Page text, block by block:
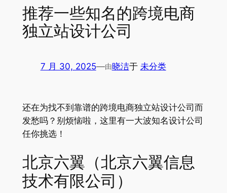
推荐一些知名的跨境电商
独立站设计公司
7 月 30, 2025—由晓洁于 未分类
还在为找不到靠谱的跨境电商独立站设计公司而
发愁吗？别烦恼啦，这里有一大波知名设计公司
任你挑选！
北京六翼（北京六翼信息
技术有限公司）